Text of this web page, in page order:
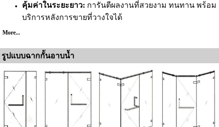
คุ้มค่าในระยะยาว: การันตีผลงานที่สวยงาม ทนทาน พร้อม
บริการหลังการขายที่วางใจได้
More...
รูปแบบฉากกั้นอาบน้ำ